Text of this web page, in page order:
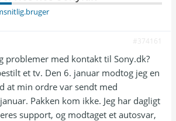
#374161
problemer med kontakt til Sony.dk?
et tv. Den 6. januar modtog jeg en
at min ordre var sendt med
Pakken kom ikke. Jeg har dagligt
support, og modtaget et autosvar,